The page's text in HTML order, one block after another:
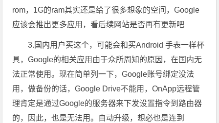
rom，1G的ram其实还是给了很多想象的空间，Google
应该会推出更多应用，看后续网站是否再有更新吧
3.国内用户买这个，可能会和买Android 手表一样杯
具，Google的相关应用由于众所周知的原因，在国内无
法正常使用。现在简单列一下，Google账号绑定没法
用，做备份的话，Google Drive不能用，OnApp远程管
理肯定是通过Google的服务器来下发设置指令到路由器
的，因此，也是无法用。自动升级，想必也是连到